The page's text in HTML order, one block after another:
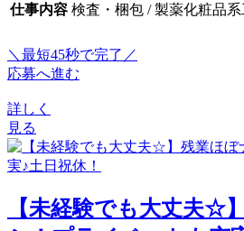
仕事内容 検査・梱包 / 製薬化粧品系
＼最短45秒で完了／
応募へ進む
詳しく
見る
【未経験でも大丈夫☆